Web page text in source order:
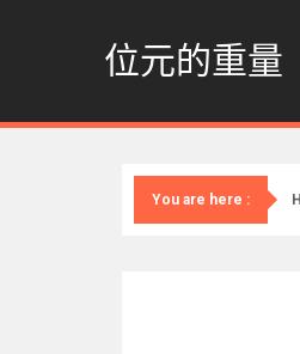
位元的重量
You are here :